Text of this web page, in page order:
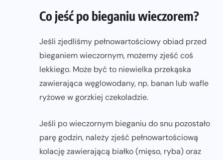
Co jeść po bieganiu wieczorem?
Jeśli zjedliśmy pełnowartościowy obiad przed
bieganiem wieczornym, możemy zjeść coś
lekkiego. Może być to niewielka przekąska
zawierająca węglowodany, np. banan lub wafle
ryżowe w gorzkiej czekoladzie.
Jeśli po wieczornym bieganiu do snu pozostało
parę godzin, należy zjeść pełnowartościową
kolację zawierającą białko (mięso, ryba) oraz